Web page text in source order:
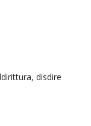
disdire